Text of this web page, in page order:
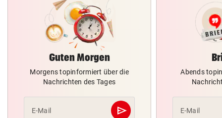
Guten Morgen
Morgens topinformiert über die
Nachrichten des Tages
E-Mail send
Abschicken
Abends
E-Mail